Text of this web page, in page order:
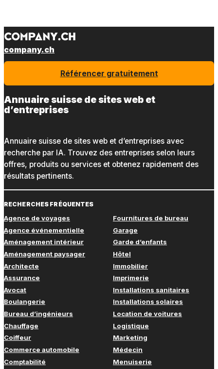
company.ch
Référencer gratuitement
Annuaire suisse de sites web et
d’entreprises
Annuaire suisse de sites web et d’entreprises avec
recherche par IA. Trouvez des entreprises selon leurs
offres, produits ou services et obtenez rapidement des
résultats pertinents.
RECHERCHES FRÉQUENTES
Agence de voyages
Agence événementielle
Aménagement intérieur
Aménagement paysager
Architecte
Assurance
Avocat
Boulangerie
Bureau d’ingénieurs
Chauffage
Coiffeur
Commerce automobile
Comptabilité
Fournitures de bureau
Garage
Garde d’enfants
Hôtel
Immobilier
Imprimerie
Installations sanitaires
Installations solaires
Location de voitures
Logistique
Marketing
Médecin
Menuiserie